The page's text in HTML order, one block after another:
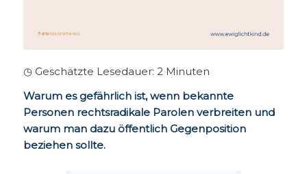
◷ Geschätzte Lesedauer: 2 Minuten
Warum es gefährlich ist, wenn bekannte
Personen rechtsradikale Parolen verbreiten und
warum man dazu öffentlich Gegenposition
beziehen sollte.